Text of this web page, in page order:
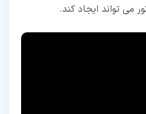
می تواند ایجاد کند.